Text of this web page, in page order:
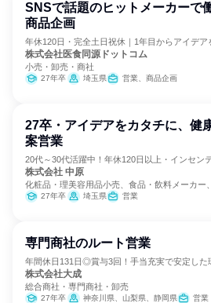
SNSで話題のヒットメーカーで
商品企画
年休120日・完全土日祝休｜1年目からアイデア
株式会社医食同源ドットコム
小売・卸売・商社
27年卒 埼玉県 営業、商品企画
27卒・アイデアをカタチに、健
案営業
20代～30代活躍中！年休120日以上・インセン
株式会社 中原
化粧品・理美容用品小売、食品・飲料メーカー
27年卒 埼玉県 営業
専門商社のルート営業
年間休日131日◎賞与3回！手当充実で安定した
株式会社大成
総合商社・専門商社・卸売
27年卒 神奈川県、山梨県、静岡県 営業